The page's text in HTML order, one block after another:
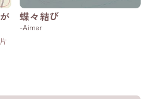
蝶々結び
-Aimer